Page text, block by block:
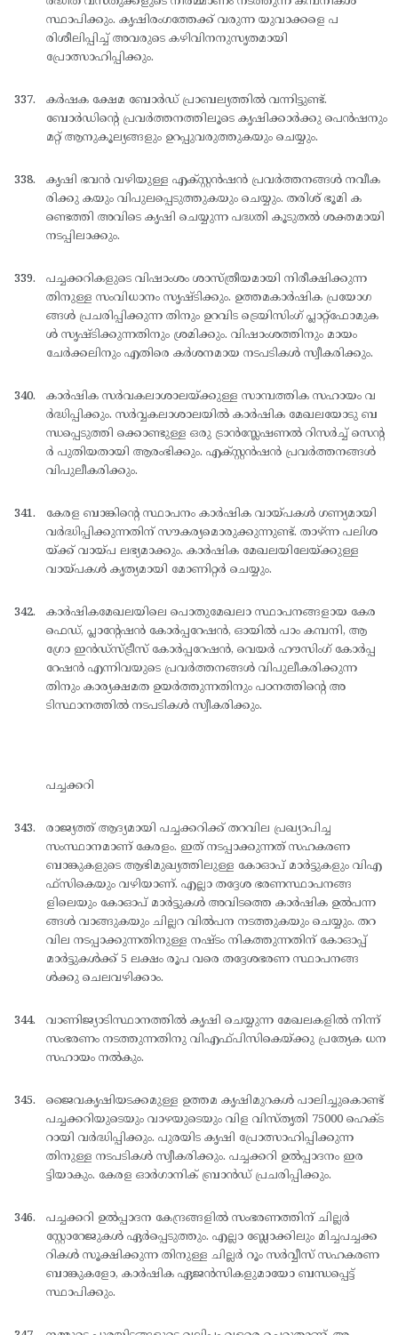
സ്ഥാപിക്കും. കൃഷിരംഗത്തേക്ക് വരുന്ന യുവാക്കളെ പ
രിശീലിപ്പിച്ച് അവരുടെ കഴിവിനനുസൃതമായി
പ്രോത്സാഹിപ്പിക്കും.
കര്‍ഷക ക്ഷേമ ബോര്‍ഡ് പ്രാബല്യത്തില്‍ വന്നിട്ടുണ്ട്.
ബോര്‍ഡിന്റെ പ്രവര്‍ത്തനത്തിലൂടെ കൃഷിക്കാര്‍ക്കു പെന്‍ഷനും
മറ്റ് ആനുകൂല്യങ്ങളും ഉറപ്പുവരുത്തുകയും ചെയ്യും.
കൃഷി ഭവന്‍ വഴിയുള്ള എക്സ്റ്റന്‍ഷന്‍ പ്രവര്‍ത്തനങ്ങള്‍ നവീക
രിക്കു കയും വിപുലപ്പെടുത്തുകയും ചെയ്യും. തരിശ് ഭൂമി ക
ണ്ടെത്തി അവിടെ കൃഷി ചെയ്യുന്ന പദ്ധതി കൂടുതല്‍ ശക്തമായി
നടപ്പിലാക്കും.
പച്ചക്കറികളുടെ വിഷാംശം ശാസ്ത്രീയമായി നിരീക്ഷിക്കുന്ന
തിനുള്ള സംവിധാനം സൃഷ്ടിക്കും. ഉത്തമകാര്‍ഷിക പ്രയോഗ
ങ്ങള്‍ പ്രചരിപ്പിക്കുന്ന തിനും ഉറവിട ട്രെയിസിംഗ് പ്ലാറ്റ്ഫോമുക
ള്‍ സൃഷ്ടിക്കുന്നതിനും ശ്രമിക്കും. വിഷാംശത്തിനും മായം
ചേര്‍ക്കലിനും എതിരെ കര്‍ശനമായ നടപടികള്‍ സ്വീകരിക്കും.
കാര്‍ഷിക സര്‍വകലാശാലയ്ക്കുള്ള സാമ്പത്തിക സഹായം വ
ര്‍ദ്ധിപ്പിക്കും. സര്‍വ്വകലാശാലയില്‍ കാര്‍ഷിക മേഖലയോടു ബ
ന്ധപ്പെടുത്തി ക്കൊണ്ടുള്ള ഒരു ട്രാന്‍സ്ലേഷണല്‍ റിസര്‍ച്ച് സെന്റ
ര്‍ പുതിയതായി ആരംഭിക്കും. എക്സ്റ്റന്‍ഷന്‍ പ്രവര്‍ത്തനങ്ങള്‍
വിപുലീകരിക്കും.
കേരള ബാങ്കിന്റെ സ്ഥാപനം കാര്‍ഷിക വായ്പകള്‍ ഗണ്യമായി
വര്‍ദ്ധിപ്പിക്കുന്നതിന് സൗകര്യമൊരുക്കുന്നുണ്ട്. താഴ്ന്ന പലിശ
യ്ക്ക് വായ്പ ലഭ്യമാക്കും. കാര്‍ഷിക മേഖലയിലേയ്ക്കുള്ള
വായ്പകള്‍ കൃത്യമായി മോണിറ്റര്‍ ചെയ്യും.
കാര്‍ഷികമേഖലയിലെ പൊതുമേഖലാ സ്ഥാപനങ്ങളായ കേര
ഫെഡ്, പ്ലാന്റേഷന്‍ കോര്‍പ്പറേഷന്‍, ഓയില്‍ പാം കമ്പനി, ആ
ഗ്രോ ഇന്‍ഡ്സ്ട്രീസ് കോര്‍പ്പറേഷന്‍, വെയര്‍ ഹൗസിംഗ് കോര്‍പ്പ
റേഷന്‍ എന്നിവയുടെ പ്രവര്‍ത്തനങ്ങള്‍ വിപുലീകരിക്കുന്ന
തിനും കാര്യക്ഷമത ഉയര്‍ത്തുന്നതിനും പഠനത്തിന്റെ അ
ടിസ്ഥാനത്തില്‍ നടപടികള്‍ സ്വീകരിക്കും.
പച്ചക്കറി
രാജ്യത്ത് ആദ്യമായി പച്ചക്കറിക്ക് തറവില പ്രഖ്യാപിച്ച
സംസ്ഥാനമാണ് കേരളം. ഇത് നടപ്പാക്കുന്നത് സഹകരണ
ബാങ്കുകളുടെ ആഭിമുഖ്യത്തിലുള്ള കോഓപ് മാര്‍ട്ടുകളും വിഎ
ഫ്സികെയും വഴിയാണ്. എല്ലാ തദ്ദേശ ഭരണസ്ഥാപനങ്ങ
ളിലെയും കോഓപ് മാര്‍ട്ടുകള്‍ അവിടത്തെ കാര്‍ഷിക ഉല്‍പന്ന
ങ്ങള്‍ വാങ്ങുകയും ചില്ലറ വില്‍പന നടത്തുകയും ചെയ്യും. തറ
വില നടപ്പാക്കുന്നതിനുള്ള നഷ്ടം നികത്തുന്നതിന് കോഓപ്പ്
മാര്‍ട്ടുകള്‍ക്ക് 5 ലക്ഷം രൂപ വരെ തദ്ദേശഭരണ സ്ഥാപനങ്ങ
ള്‍ക്കു ചെലവഴിക്കാം.
വാണിജ്യാടിസ്ഥാനത്തില്‍ കൃഷി ചെയ്യുന്ന മേഖലകളില്‍ നിന്ന്
സംഭരണം നടത്തുന്നതിനു വിഎഫ്പിസികെയ്ക്കു പ്രത്യേക ധന
സഹായം നല്‍കും.
ജൈവകൃഷിയടക്കമുള്ള ഉത്തമ കൃഷിമുറകള്‍ പാലിച്ചുകൊണ്ട്
പച്ചക്കറിയുടെയും വാഴയുടെയും വിള വിസ്തൃതി 75000 ഹെക്ട
റായി വര്‍ദ്ധിപ്പിക്കും. പുരയിട കൃഷി പ്രോത്സാഹിപ്പിക്കുന്ന
തിനുള്ള നടപടികള്‍ സ്വീകരിക്കും. പച്ചക്കറി ഉല്‍പ്പാദനം ഇര
ട്ടിയാകും. കേരള ഓര്‍ഗാനിക് ബ്രാന്‍ഡ് പ്രചരിപ്പിക്കും.
പച്ചക്കറി ഉല്‍പ്പാദന കേന്ദ്രങ്ങളില്‍ സംഭരണത്തിന് ചില്ലര്‍
സ്റ്റോറേജുകള്‍ ഏര്‍പ്പെടുത്തും. എല്ലാ ബ്ലോക്കിലും മിച്ചപച്ചക്ക
റികള്‍ സൂക്ഷിക്കുന്ന തിനുള്ള ചില്ലര്‍ റൂം സര്‍വ്വീസ് സഹകരണ
ബാങ്കുകളോ, കാര്‍ഷിക ഏജന്‍സികളുമായോ ബന്ധപ്പെട്ട്
സ്ഥാപിക്കും.